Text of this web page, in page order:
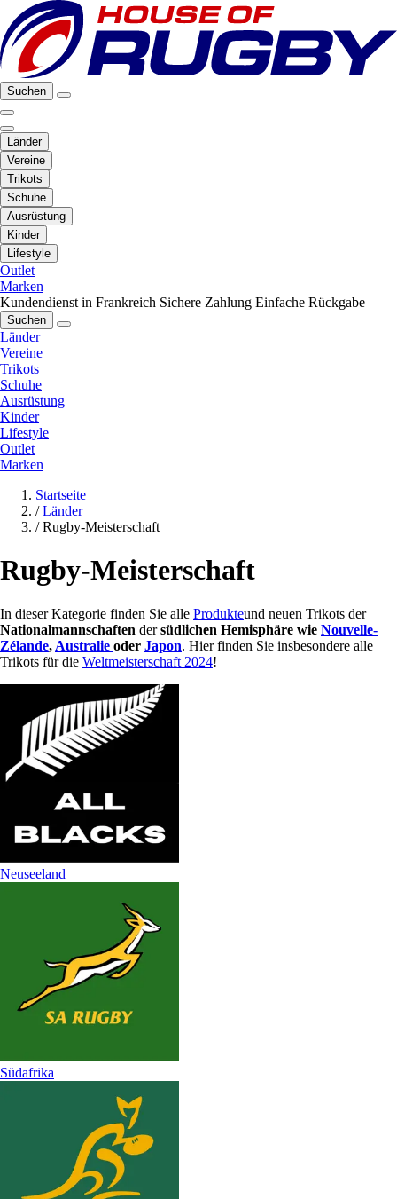
Suchen
Länder
Vereine
Trikots
Schuhe
Ausrüstung
Kinder
Lifestyle
Outlet
Marken
Kundendienst in Frankreich Sichere Zahlung Einfache Rückgabe
Suchen
Länder
Vereine
Trikots
Schuhe
Ausrüstung
Kinder
Lifestyle
Outlet
Marken
Startseite
/ Länder
/ Rugby-Meisterschaft
Rugby-Meisterschaft
In dieser Kategorie finden Sie alle Produkteund neuen Trikots der
Nationalmannschaften dersüdlichen Hemisphäre wie Nouvelle-
Zélande, Australie oder Japon. Hier finden Sie insbesondere alle
Trikots für die Weltmeisterschaft 2024!
Neuseeland
Südafrika